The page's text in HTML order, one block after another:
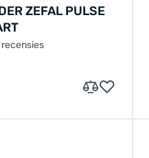
ZEFAL PULSE
recensies